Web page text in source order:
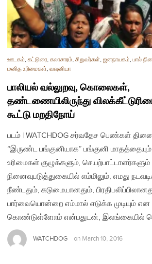
ஊடகம், கட்டுரை, கலாசாரம், சிறுவர்கள், ஜனநாயகம், பால்
மனித உரிமைகள், வவுனியா
பாலியல் வல்லுறவு, கொலைகள்,
தண்டணையிலிருந்து
கூட்டு மறதிநோய்
படம் | WATCHDOG சர்வதேச பெண்கள்
“இருண்ட பங்குனியாக” பங்குனி
உரிமைகள் குழுக்களும், செயற்பாட்டாளர்களும்
நினைவுபடுத்துகையில் எம்மிலும், எமது
நீண்டதும், கடுமையானதும்,
பார்வையொன்றை எம்மால் எடுக்க முடியும் என
கொண்டுள்ளோம் என்பதுடன், இலங்கையில்
WATCHDOG on March 10, 2016